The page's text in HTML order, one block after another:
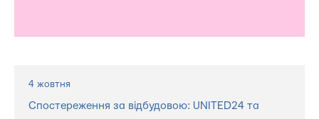
4 жовтня
Спостереження за відбудовою: UNITED24 та